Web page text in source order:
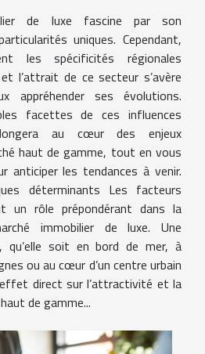
de luxe fascine par son
uniques. Cependant,
les spécificités régionales
l’attrait de ce secteur s’avère
appréhender ses évolutions.
facettes de ces influences
au cœur des enjeux
haut de gamme, tout en vous
les tendances à venir.
déterminants Les facteurs
un rôle prépondérant dans la
immobilier de luxe. Une
qu’elle soit en bord de mer, à
ou au cœur d’un centre urbain
direct sur l’attractivité et la
de gamme...